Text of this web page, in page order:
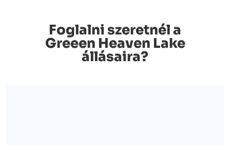
Foglalni szeretnél a
Greeen Heaven Lake
állásaira?